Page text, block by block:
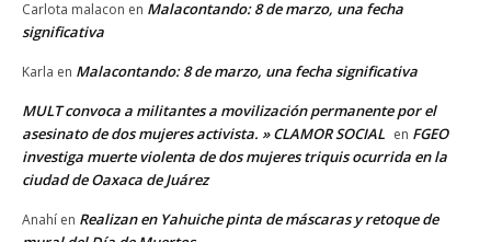
Carlota malacon en Malacontando: 8 de marzo, una fecha
significativa
Karla en Malacontando: 8 de marzo, una fecha significativa
MULT convoca a militantes a movilización permanente por el
asesinato de dos mujeres activista. » CLAMOR SOCIAL en FGEO
investiga muerte violenta de dos mujeres triquis ocurrida en la
ciudad de Oaxaca de Juárez
Anahí en Realizan en Yahuiche pinta de máscaras y retoque de